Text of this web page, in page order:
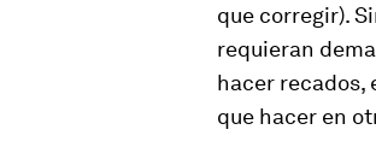
que corregir).
requieran
hacer recados,
que hacer en